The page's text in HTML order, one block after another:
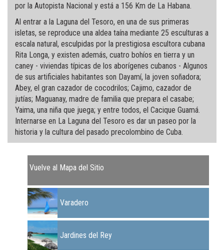
por la Autopista Nacional y está a 156 Km de La Habana.
Al entrar a la Laguna del Tesoro, en una de sus primeras
isletas, se reproduce una aldea taína mediante 25 esculturas a
escala natural, esculpidas por la prestigiosa escultora cubana
Rita Longa, y existen además, cuatro bohíos en tierra y un
caney - viviendas típicas de los aborígenes cubanos - Algunos
de sus artificiales habitantes son Dayamí, la joven soñadora;
Abey, el gran cazador de cocodrilos; Cajimo, cazador de
jutías; Maguanay, madre de familia que prepara el casabe;
Yaima, una niña que juega; y entre todos, el Cacique Guamá.
Internarse en La Laguna del Tesoro es dar un paseo por la
historia y la cultura del pasado precolombino de Cuba.
Vuelve al Mapa del Sitio
Varadero
Jardines del Rey